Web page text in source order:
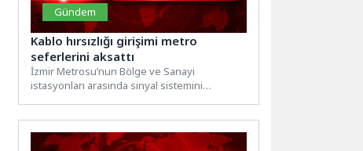
Gündem
Kablo hırsızlığı girişimi metro
seferlerini aksattı
İzmir Metrosu’nun Bölge ve Sanayi
istasyonları arasında sinyal sistemini